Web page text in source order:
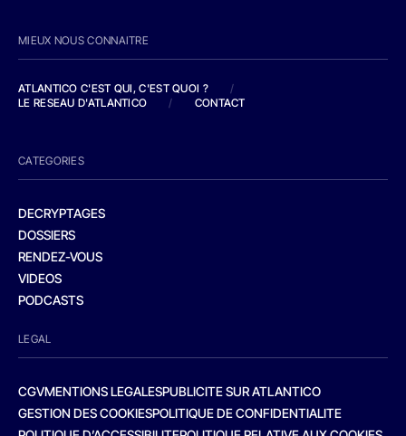
MIEUX NOUS CONNAITRE
ATLANTICO C'EST QUI, C'EST QUOI ?
/
LE RESEAU D'ATLANTICO
/ CONTACT
CATEGORIES
DECRYPTAGES
DOSSIERS
RENDEZ-VOUS
VIDEOS
PODCASTS
LEGAL
CGVMENTIONS LEGALESPUBLICITE SUR ATLANTICO
GESTION DES COOKIESPOLITIQUE DE CONFIDENTIALITE